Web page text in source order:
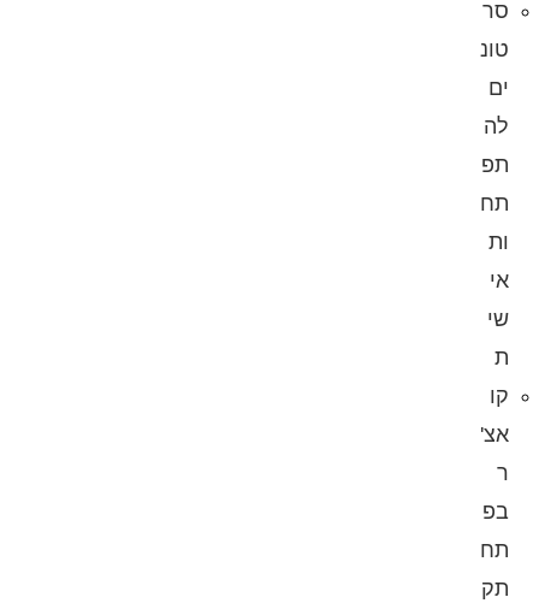
סר
טונ
ים
לה
תפ
תח
ות
אי
שי
ת
קו
אצ'
ר
בפ
תח
תק